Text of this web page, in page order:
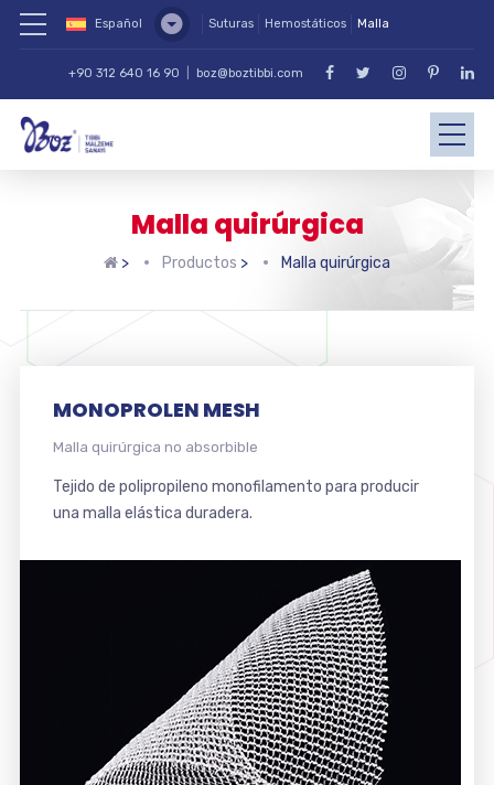
Español Suturas Hemostáticos Malla
+90 312 640 16 90 boz@boztibbi.com
Malla quirúrgica
> Productos > Malla quirúrgica
MONOPROLEN MESH
Malla quirúrgica no absorbible
Tejido de polipropileno monofilamento para producir
una malla elástica duradera.